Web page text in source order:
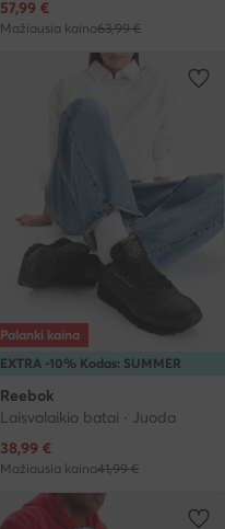
Dabartinė kaina
57,99 €
Mažiausia kaina63,99 €
EXTRA -10% Kodas: SUMMER
Palanki kaina
Reebok
Laisvalaikio batai · Juoda
Dabartinė kaina
38,99 €
Mažiausia kaina41,99 €